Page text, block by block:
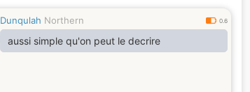
Dunqulah Northern 0.6
aussi simple qu'on peut le decrire